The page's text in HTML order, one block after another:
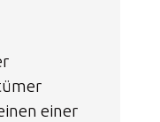
einer